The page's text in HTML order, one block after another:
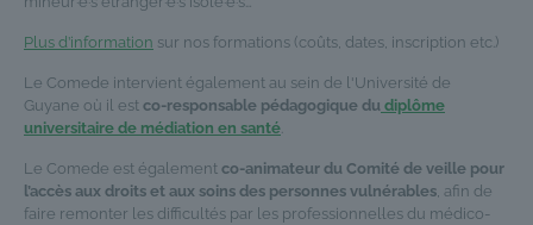
Plus d’information sur nos formations (coûts, dates, inscription etc.)
Le Comede intervient également au sein de l'Université de
Guyane où il est co-responsable pédagogique du diplôme
universitaire de médiation en santé
Le Comede est également co-animateur du Comité de veille pour
l’accès aux droits et aux soins des personnes vulnérables , afin de
faire remonter les difficultés par les professionnel·les du médico-